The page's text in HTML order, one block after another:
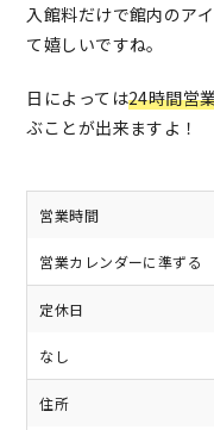
入館料だけで館内のア
て嬉しいですね。
日によっては24時間営
ぶことが出来ますよ！
営業時間
営業カレンダーに準ずる
定休日
なし
住所